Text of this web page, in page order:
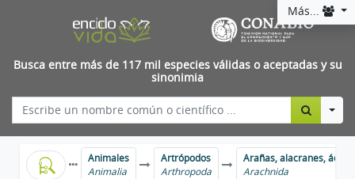
Más...
Busca entre más de 117 mil especies válidas o aceptadas y su
sinonimia
Animales
Animalia
Artrópodos
Arthropoda
Arañas, alacranes,
Arachnida